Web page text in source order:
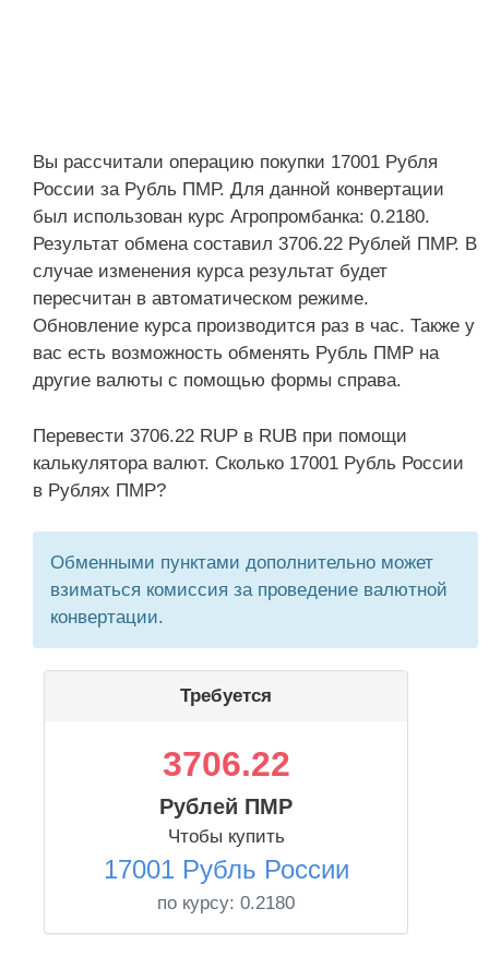
Вы рассчитали операцию покупки 17001 Рубля
России за Рубль ПМР. Для данной конвертации
был использован курс Агропромбанка: 0.2180.
Результат обмена составил 3706.22 Рублей ПМР. В
случае изменения курса результат будет
пересчитан в автоматическом режиме.
Обновление курса производится раз в час. Также у
вас есть возможность обменять Рубль ПМР на
другие валюты с помощью формы справа.
Перевести 3706.22 RUP в RUB при помощи
калькулятора валют. Сколько 17001 Рубль России
в Рублях ПМР?
Обменными пунктами дополнительно может
взиматься комиссия за проведение валютной
конвертации.
Требуется
3706.22
Рублей ПМР
Чтобы купить
17001 Рубль России
по курсу: 0.2180